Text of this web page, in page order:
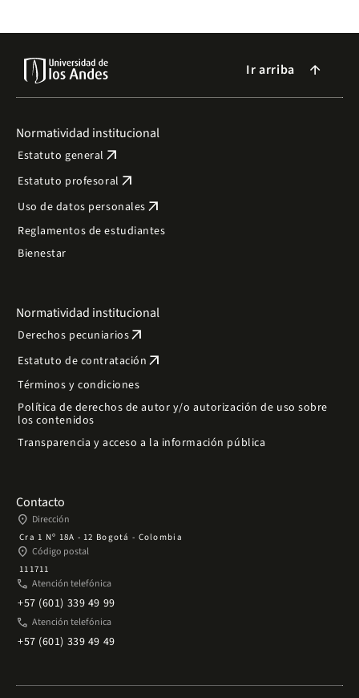
Ir arriba arrow_forward
Normatividad institucional
Estatuto general arrow_outward
Estatuto profesoral arrow_outward
Uso de datos personales arrow_outward
Reglamentos de estudiantes
Bienestar
Normatividad institucional
Derechos pecuniariosarrow_outward
Estatuto de contratación arrow_outward
Términos y condiciones
Política de derechos de autor y/o autorización de uso sobre
los contenidos
Transparencia y acceso a la información pública
Contacto
place Dirección
Cra 1 Nº 18A - 12 Bogotá - Colombia
place Código postal
111711
phone Atención telefónica
+57 (601) 339 49 99
phone Atención telefónica
+57 (601) 339 49 49